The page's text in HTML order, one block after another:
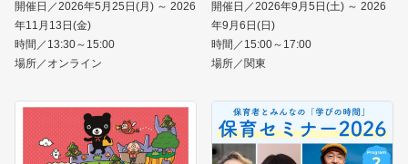
開催日／2026年5月25日(月) ～ 2026
年11月13日(金)
時間／13:30～15:00
場所／オンライン
開催日／2026年9月5日(土) ～ 2026
年9月6日(日)
時間／15:00～17:00
場所／関東